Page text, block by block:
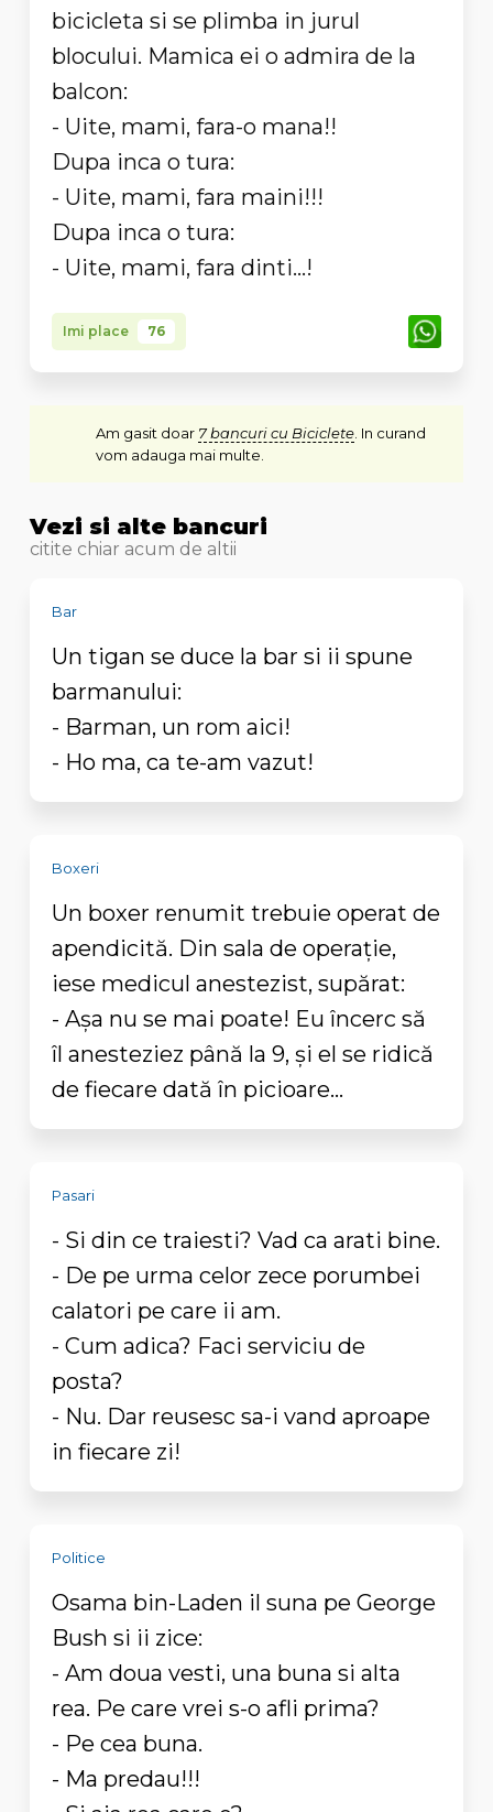
bicicleta si se plimba in jurul
blocului. Mamica ei o admira de la
balcon:
- Uite, mami, fara-o mana!!
Dupa inca o tura:
- Uite, mami, fara maini!!!
Dupa inca o tura:
- Uite, mami, fara dinti...!
Imi place 76
Am gasit doar 7 bancuri cu Biciclete. In curand
vom adauga mai multe.
Vezi si alte bancuri
citite chiar acum de altii
Bar
Un tigan se duce la bar si ii spune
barmanului:
- Barman, un rom aici!
- Ho ma, ca te-am vazut!
Boxeri
Un boxer renumit trebuie operat de
apendicită. Din sala de operaţie,
iese medicul anestezist, supărat:
- Aşa nu se mai poate! Eu încerc să
îl anesteziez până la 9, şi el se ridică
de fiecare dată în picioare...
Pasari
- Si din ce traiesti? Vad ca arati bine.
- De pe urma celor zece porumbei
calatori pe care ii am.
- Cum adica? Faci serviciu de
posta?
- Nu. Dar reusesc sa-i vand aproape
in fiecare zi!
Politice
Osama bin-Laden il suna pe George
Bush si ii zice:
- Am doua vesti, una buna si alta
rea. Pe care vrei s-o afli prima?
- Pe cea buna.
- Ma predau!!!